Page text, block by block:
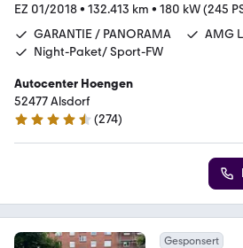
EZ 01/2018• 132.413 km • 180 kW (245
GARANTIE / PANORAMA
AMG
Night-Paket/ Sport-FW
Autocenter Hoengen
52477 Alsdorf
4.5 Sterne
(274)
Gesponsert